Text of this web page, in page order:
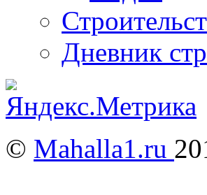
Дневник
© Mahalla1.ru